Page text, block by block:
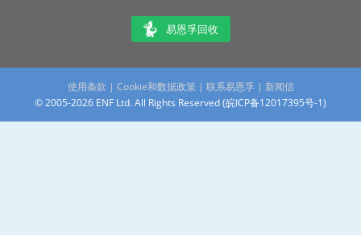
易恩孚回收
使用条款 | Cookie和数据政策| 联系易恩孚 | 新闻信
© 2005-2026 ENF Ltd. All Rights Reserved (皖ICP备12017395号-1)